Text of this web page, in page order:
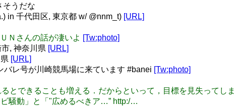
そうだな
in 千代田区, 東京都 w/ @nnm_t) [URL]
Ｎさんの話が凄いよ [Tw:photo]
, 神奈川県 [URL]
[URL]
レ号が川崎競馬場に来ています #banei [Tw:photo]
とできることも増える．だからといって，目標を見失ってし
騒動」と「"広めるべきア…” http:/…